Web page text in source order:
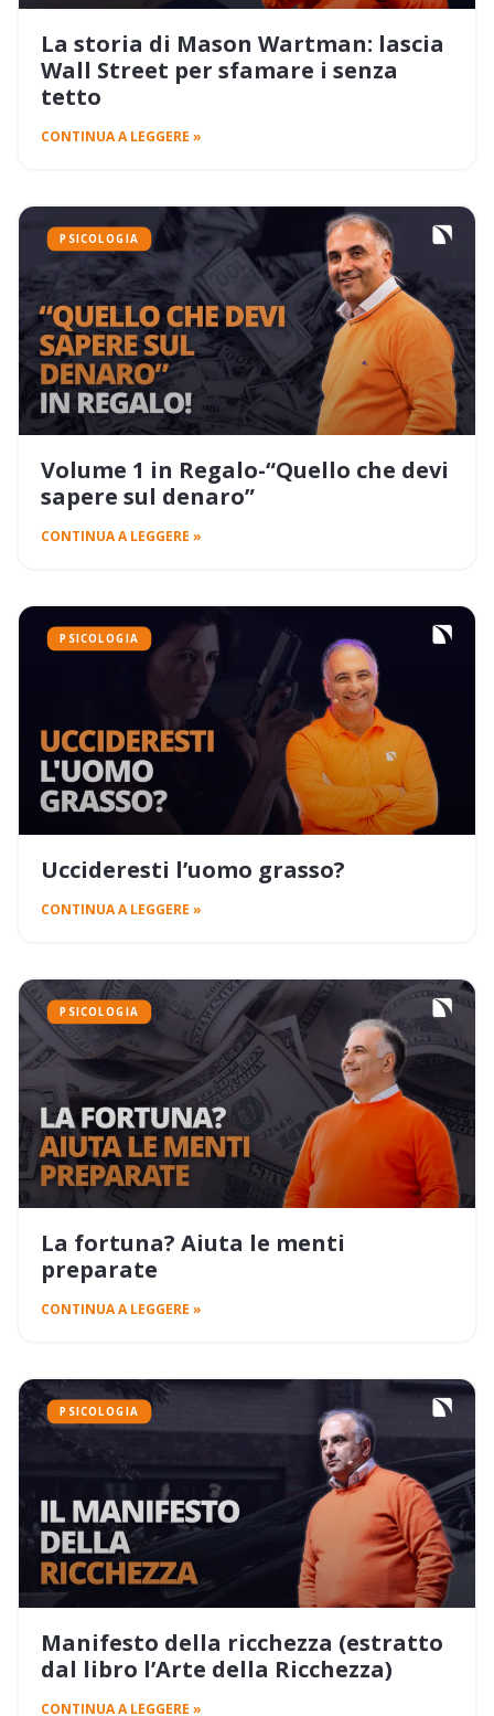
La storia di Mason Wartman: lascia
Wall Street per sfamare i senza
tetto
CONTINUA A LEGGERE »
PSICOLOGIA
Volume 1 in Regalo-“Quello che devi
sapere sul denaro”
CONTINUA A LEGGERE »
PSICOLOGIA
Uccideresti l’uomo grasso?
CONTINUA A LEGGERE »
PSICOLOGIA
La fortuna? Aiuta le menti
preparate
CONTINUA A LEGGERE »
PSICOLOGIA
Manifesto della ricchezza (estratto
dal libro l’Arte della Ricchezza)
CONTINUA A LEGGERE »